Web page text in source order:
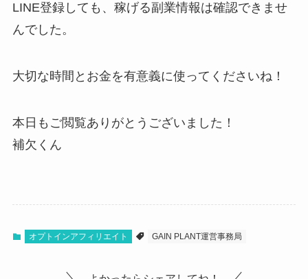
LINE登録しても、稼げる副業情報は確認できませ
んでした。
大切な時間とお金を有意義に使ってくださいね！
本日もご閲覧ありがとうございました！
補欠くん
オプトインアフィリエイト GAIN PLANT運営事務局